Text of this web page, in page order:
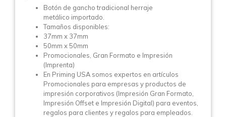
Botón de gancho tradicional herraje
metálico importado.
Tamaños disponibles:
37mm x 37mm
50mm x 50mm
Promocionales, Gran Formato e Impresión
(Imprenta)
En Priming USA somos expertos en artículos
Promocionales para empresas y productos de
impresión corporativos (Impresión Gran Formato,
Impresión Offset e Impresión Digital) para eventos,
regalos para clientes y regalos para empleados.